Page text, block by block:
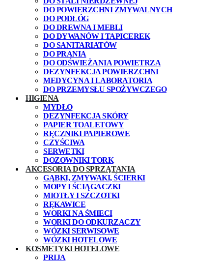
DO POWIERZCHNI ZMYWALNYCH
DO PODŁÓG
DO DREWNA I MEBLI
DO DYWANÓW I TAPICEREK
DO SANITARIATÓW
DO PRANIA
DO ODŚWIEŻANIA POWIETRZA
DEZYNFEKCJA POWIERZCHNI
MEDYCYNA I LABORATORIA
DO PRZEMYSŁU SPOŻYWCZEGO
HIGIENA
MYDŁO
DEZYNFEKCJA SKÓRY
PAPIER TOALETOWY
RĘCZNIKI PAPIEROWE
CZYŚCIWA
SERWETKI
DOZOWNIKI TORK
AKCESORIA DO SPRZĄTANIA
GĄBKI, ZMYWAKI, ŚCIERKI
MOPY I ŚCIĄGACZKI
MIOTŁY I SZCZOTKI
RĘKAWICE
WORKI NA ŚMIECI
WORKI DO ODKURZACZY
WÓZKI SERWISOWE
WÓZKI HOTELOWE
KOSMETYKI HOTELOWE
PRIJA